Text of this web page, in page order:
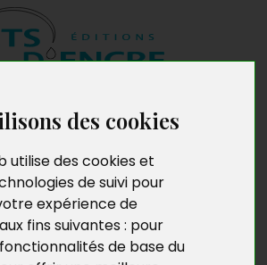
des cookies
utilise des cookies et
de suivi pour
expérience de
fins suivantes : pour
de base du
Ndjambe
Douala au Cameroun, Carole Dingan